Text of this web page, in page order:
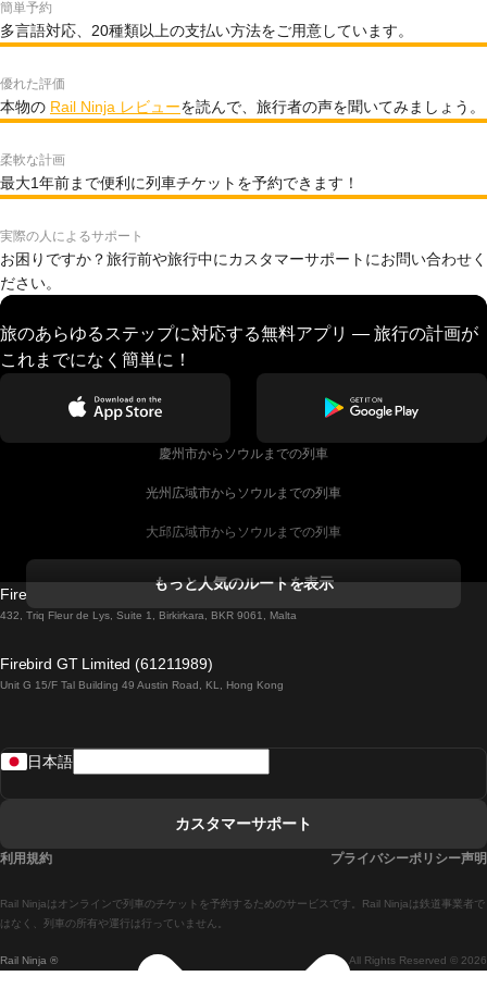
簡単予約
多言語対応、20種類以上の支払い方法をご用意しています。
優れた評価
本物の Rail Ninja レビューを読んで、旅行者の声を聞いてみましょう。
柔軟な計画
最大1年前まで便利に列車チケットを予約できます！
実際の人によるサポート
お困りですか？旅行前や旅行中にカスタマーサポートにお問い合わせく
ださい。
旅のあらゆるステップに対応する無料アプリ — 旅行の計画が
これまでになく簡単に！
慶州市からソウルまでの列車
光州広域市からソウルまでの列車
大邱広域市からソウルまでの列車
ダブリンからゴールウェイまでの列車
ローマからナポリまでの列車
マドリードからセビリアまでの列車
マドリードからアリカンテまでの列車
もっと人気のルートを表示
Firebird GT Limited (OC 1451)
432, Triq Fleur de Lys, Suite 1, Birkirkara, BKR 9061, Malta
Firebird GT Limited (61211989)
Unit G 15/F Tal Building 49 Austin Road, KL, Hong Kong
Rail Ninja ® All Rights Reserved © 2026
Rail Ninjaはオンラインで列車のチケットを予約するためのサービスです。Rail Ninjaは鉄道事業者で
はなく、列車の所有や運行は行っていません。
日本語
カスタマーサポート
利用規約 プライバシーポリシー声明